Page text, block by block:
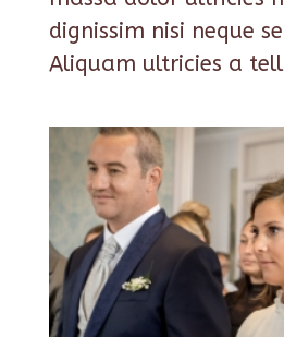
dignissim nisi neque
Aliquam ultricies a